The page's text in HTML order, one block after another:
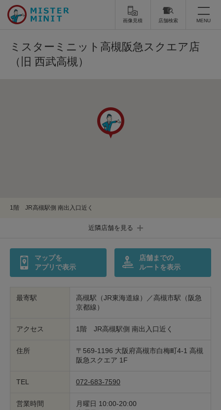
画像見積 店舗検索 MENU
トップ
ミスターミニットについて
靴修理
オンライン修理見積もりサービス（配送修理）
よくあるご質問
ミスターミニット高槻阪急スクエア店
（旧 西武高槻）
1階 JR高槻駅側 南出入口近く
近隣店舗を見る
マップを
アプリで表示
店舗までの
ルートを表示
最寄駅
高槻駅（JR東海道線）／高槻市駅（阪急
京都線）
アクセス 1階 JR高槻駅側 南出入口近く
住所
〒569-1196 大阪府高槻市白梅町4-1 高槻
阪急スクエア 1F
TEL 072-683-7590
営業時間
月曜日 10:00-20:00